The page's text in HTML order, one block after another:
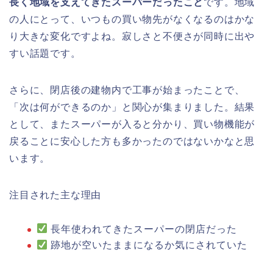
の人にとって、いつもの買い物先がなくなるのはかな
り大きな変化ですよね。寂しさと不便さが同時に出や
すい話題です。
さらに、閉店後の建物内で工事が始まったことで、
「次は何ができるのか」と関心が集まりました。結果
として、またスーパーが入ると分かり、買い物機能が
戻ることに安心した方も多かったのではないかなと思
います。
注目された主な理由
長年使われてきたスーパーの閉店だった
跡地が空いたままになるか気にされていた